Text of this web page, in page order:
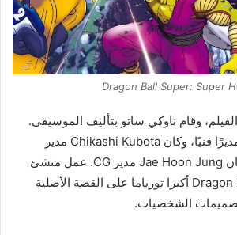
Dragon Ball Super: Super
وقام ناوكي ساتو بتأليف الموسيقى.
كان Nobuhito Sue مديرًا فنيًا، وكان Chikashi Kubota مدير
الرسوم المتحركة، وكان Jae Hoon Jung مدير CG. عمل منشئ
المانجا الأصلي لـ Dragon Ball أكيرا تورياما على القصة الأصلية
وتصميمات الشخصيات.